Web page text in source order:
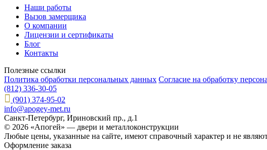
Наши работы
Вызов замерщика
О компании
Лицензии и сертификаты
Блог
Контакты
Полезные ссылки
Политика обработки персональных данных Согласие на обработку
(812) 336-30-05
(901) 374-95-02
info@apogey-met.ru
Санкт-Петербург, Ириновский пр., д.1
© 2026 «Апогей» — двери и металлоконструкции
Любые цены, указанные на сайте, имеют справочный характер и не
Оформление заказа